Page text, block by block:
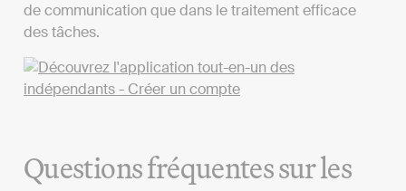
de communication que dans le traitement efficace
des tâches.
Questions fréquentes sur les